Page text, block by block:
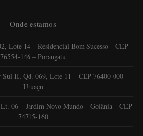
Onde estamos
Lote 14 – Residencial Bom Sucesso – CEP
76554-146 – Porangatu
Sul II, Qd. 069, Lote 11 – CEP 76400-000 –
Uruaçu
06 – Jardim Novo Mundo – Goiânia – CEP
74715-160